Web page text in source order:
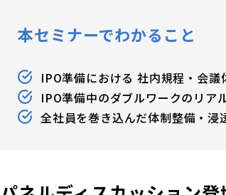
本セミナーでわかること
IPO準備における 社内規程・会
IPO準備中のダブルワークのリア
全社員を巻き込んだ体制整備・